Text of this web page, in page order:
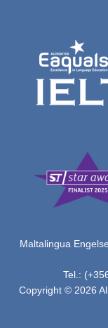
Maltalingua
Tel.:
Copyright © 2026